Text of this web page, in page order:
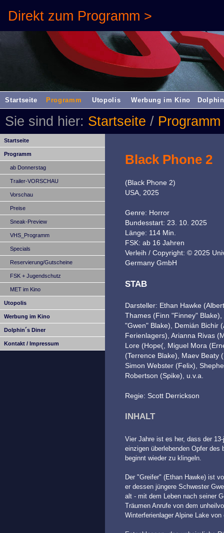
Direkt zum Programm >
Startseite Programm Utopolis Werbung im Kino
Sie sind hier: Startseite / Programm
Startseite
Programm
ab Donnerstag
Trailer-VORSCHAU
Vorschau
Preise
Sneak-Preview
VHS_Programm
Specials
Reservierung/Gutscheine
FSK + Jugendschutz
MET im Kino
Utopolis
Werbung im Kino
Dolphin´s Diner
Kontakt / Impressum
Black Phone 2
(Black Phone 2)
USA, 2025
Genre: Horror
Bundesstart: 23. 10. 2025
Länge: 114 Min.
FSK: ab 16 Jahren
Verleih / Copyright: © 2025
Germany GmbH
STAB
Darsteller: Ethan Hawke
Thames (Finn "Finney"
"Gwen" Blake), Demián Bichir
Ferienlagers), Arianna Rivas
Lore (Hope(, Miguel Mora
(Terrence Blake), Maev Beaty
Simon Webster (Felix),
Robertson (Spike), u.v.a.
Regie: Scott Derrickson
INHALT
Vier Jahre ist es her, dass der
einzigen überlebenden Opfer
beginnt wieder zu klingeln.
Der "Greifer" (Ethan Hawke) ist
er dessen jüngere Schwester
alt - mit dem Leben nach seiner
Träumen Anrufe von dem
Winterferienlager Alpine Lake